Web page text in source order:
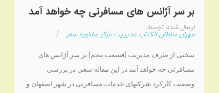
بر سر آژانس های مسافرتی چه خواهد آمد
ارسال شده توسط:
مهران سلطان الکتاب مدیریت مرکز مشاوره سفر /
سخنی از طرف مدیریت (قسمت پنجم) بر سر آژانس های
مسافرتی چه خواهد آمد در این مقاله سعی در بررسی
وضعیت کارکرد شرکتهای خدمات مسافرتی در شهر اصفهان و